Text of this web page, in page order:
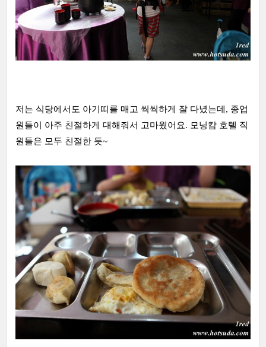
저는 식당에서도 아기띠를 매고 씩씩하게 잘 다녔는데, 종업
원들이 아주 친절하게 대해줘서 고마웠어요. 모닝캄 호텔 직
원들은 모두 친절한 듯~